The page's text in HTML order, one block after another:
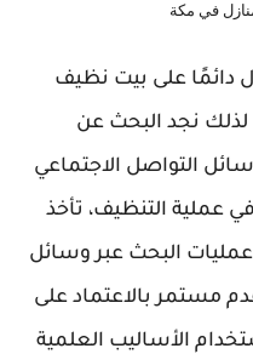
في مكة
دائمًا على بيت نظيف
لذلك نجد البحث عن
التواصل الاجتماعي
عملية التنظيف، تأخذ
البحث عبر وسائل
مستمر بالاعتماد على
الأساليب العلمية